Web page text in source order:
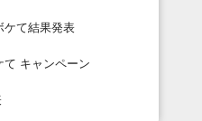
ケて結果発表
て キャンペーン